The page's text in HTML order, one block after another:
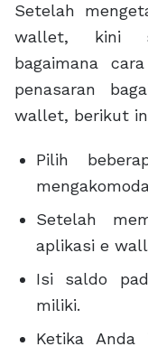
Setelah
wallet, kini
bagaimana
penasaran
wallet, berikut
Pilih
Setelah
aplikasi e
Isi saldo
miliki.
Ketika Anda